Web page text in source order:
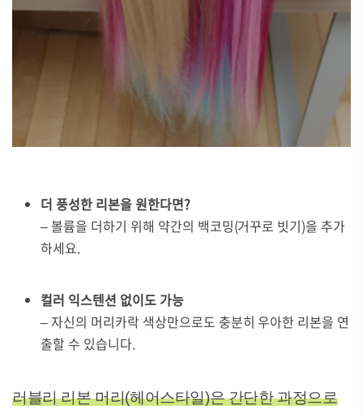
더 풍성한 리본을 원한다면?
– 볼륨을 더하기 위해 약간의 백코밍(거꾸로 빗기)을 추가
하세요.
컬러 익스텐션 없이도 가능
– 자신의 머리카락 색상만으로도 충분히 우아한 리본을 연
출할 수 있습니다.
러블리 리본 머리(헤어스타일)은 간단한 과정으로